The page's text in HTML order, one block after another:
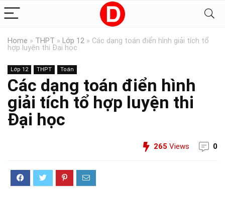
Home » THPT » Lớp 12 » Các dạng toán điển hình giải tích tổ
hợp luyện thi Đại học
Lớp 12 THPT Toán
Các dạng toán điển hình
giải tích tổ hợp luyện thi
Đại học
265 Views 0